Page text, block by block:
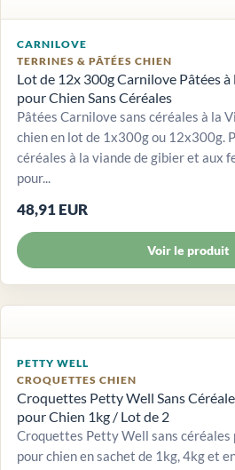
CARNILOVE
TERRINES & PÂTÉES CHIEN
Lot de 12x 300g Carnilove Pâtées
pour Chien Sans Céréales
Pâtées Carnilove sans céréales à la
chien en lot de 1x300g ou 12x300g.
céréales à la viande de gibier et aux
pour...
48,91 EUR
Voir le produit
PETTY WELL
CROQUETTES CHIEN
Croquettes Petty Well Sans
pour Chien 1kg / Lot de 2
Croquettes Petty Well sans céréales
pour chien en sachet de 1kg, 4kg et